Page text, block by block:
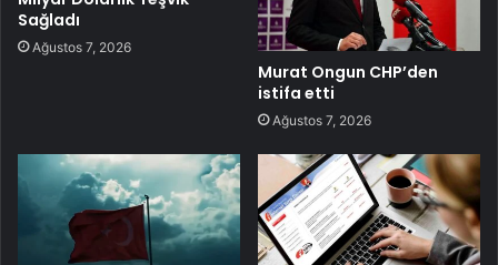
Sağladı
Ağustos 7, 2026
Murat Ongun CHP’den
istifa etti
Ağustos 7, 2026